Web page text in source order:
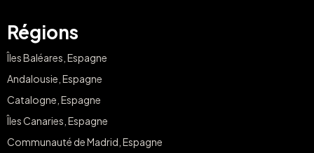
Régions
Îles Baléares, Espagne
Andalousie, Espagne
Catalogne, Espagne
Îles Canaries, Espagne
Communauté de Madrid, Espagne